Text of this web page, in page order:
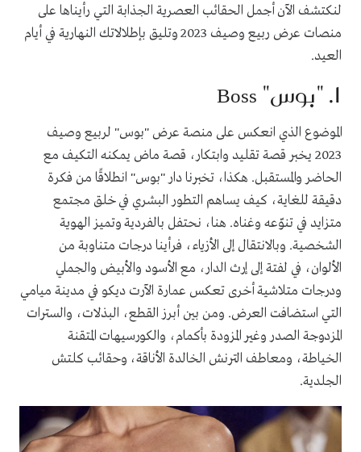
لنكتشف الآن أجمل الحقائب العصرية الجذابة التي رأيناها على
منصات عرض ربيع وصيف 2023وتليق بإطلالاتك النهارية في أيام
العيد.
1. " بوس"
Boss
الموضوع الذي انعكس على منصة عرض "بوس" لربيع وصيف
2023 يخبر قصة تقليد وابتكار، قصة ماض يمكنه التكيف مع
الحاضر والمستقبل. هكذا، تخبرنا دار "بوس" انطلاقًا من فكرة
دقيقة للغاية، كيف يساهم التطور البشري في خلق مجتمع
متزايد في تنوّعه وغناه. هنا، نحتفل بالفردية وتميز الهوية
الشخصية. وبالانتقال إلى الأزياء، فرأينا درجات متناوبة من
الألوان، في لفتة إلى إرث الدار، مع الأسود والأبيض والجملي
ودرجات متلاشية أخرى تعكس عمارة الآرت ديكو في مدينة ميامي
التي استضافت العرض. ومن بين أبرز القطع، البذلات، والسترات
المزدوجة الصدر وغير المزودة بأكمام، والكورسيهات المتقنة
الخياطة، ومعاطف الترنش الخالدة الأناقة، وحقائب كلتش
الجلدية.